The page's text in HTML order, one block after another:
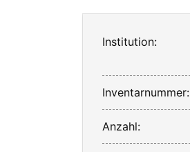
Institution:
Inventarnummer:
Anzahl: